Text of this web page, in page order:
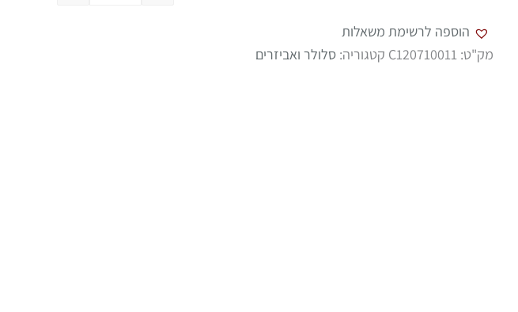
הוספה לרשימת משאלות
מק"ט: C120710011 קטגוריה: סלולר ואביזרים